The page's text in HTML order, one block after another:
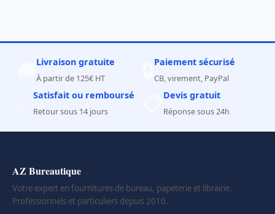
Livraison gratuite
À partir de 125€ HT
Paiement sécurisé
CB, virement, PayPal
Satisfait ou remboursé
Retour sous 14 jours
Devis gratuit
Réponse sous 24h
AZ Bureautique
Votre expert en fournitures de bureau, papeterie et librairie.
Professionnels et particuliers depuis 2010.